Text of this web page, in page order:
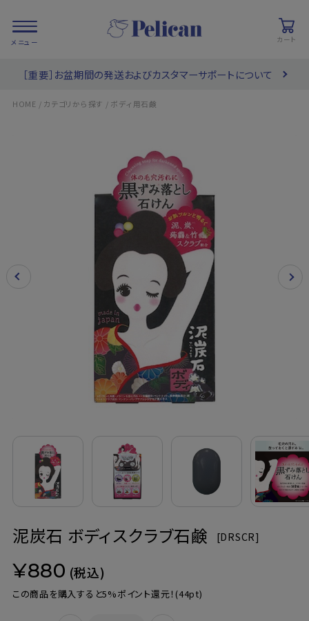
カート
PRODUCTS/ 商品を探す
COLLECTIONS/ ブランド一覧
お問い合わせ
ご利用案内
よくあるご質問
会員登録でお得
NEWS一覧
［重要］お盆期間の発送およびカスタマーサポートについて
HOME / カテゴリから探す / ボディ用石鹸
泥炭石 ボディスクラブ石鹸 [DRSCR]
¥880 (税込)
この商品を購入すると5%ポイント還元！ (44pt)